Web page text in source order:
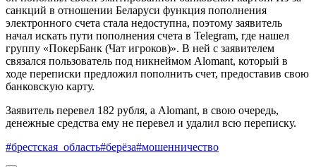
санкций в отношении Беларуси функция пополнения
электронного счета стала недоступна, поэтому заявитель
начал искать пути пополнения счета в Telegram, где нашел
группу «ПокерБанк (Чат игроков)». В ней с заявителем
связался пользователь под никнеймом Alomant, который в
ходе переписки предложил пополнить счет, предоставив свою
банковскую карту.
Заявитель перевел 182 рубля, а Alomant, в свою очередь,
денежные средства ему не перевел и удалил всю переписку.
#брестская_область#берёза#мошенничество